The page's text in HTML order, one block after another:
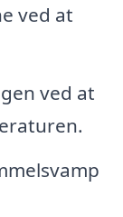
ved at
ved at